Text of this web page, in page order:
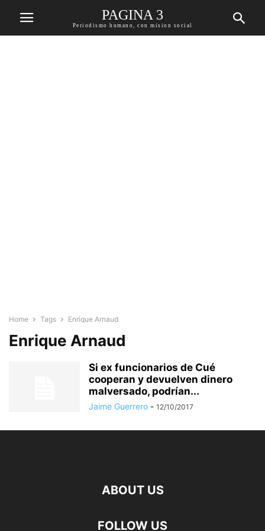
PAGINA 3
Periodismo humano, con mision social
Home Tags Enrique Arnaud
Enrique Arnaud
Si ex funcionarios de Cué
cooperan y devuelven dinero
malversado, podrían...
Jaime Guerrero - 12/10/2017
ABOUT US
FOLLOW US